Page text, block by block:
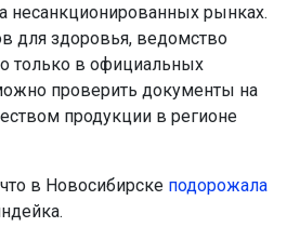
несанкционированных рынках.
для здоровья, ведомство
только в официальных
проверить документы на
продукции в регионе
в Новосибирске подорожала